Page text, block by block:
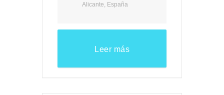
Alicante, España
Leer más